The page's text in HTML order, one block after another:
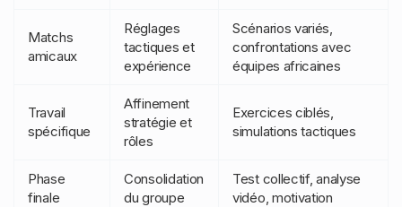
Matchs
amicaux
Réglages
tactiques et
expérience
Scénarios variés,
confrontations avec
équipes africaines
Travail
spécifique
Affinement
stratégie et
rôles
Exercices ciblés,
simulations tactiques
Phase
finale
Consolidation
du groupe
Test collectif, analyse
vidéo, motivation